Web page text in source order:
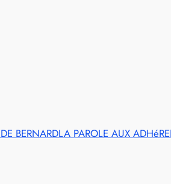
BERNARDLA PAROLE AUX